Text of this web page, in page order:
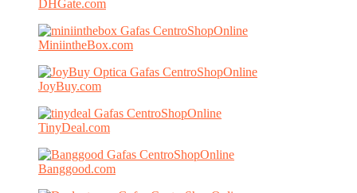
DHGate.com
MiniintheBox.com
JoyBuy.com
TinyDeal.com
Banggood.com